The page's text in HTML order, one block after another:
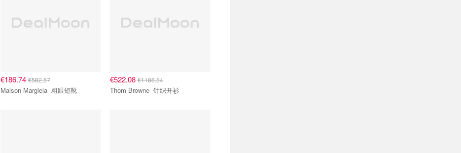
€186.74€582.57
Maison Margiela 粗跟短靴
€522.08 €1186.54
Thom Browne 针织开衫